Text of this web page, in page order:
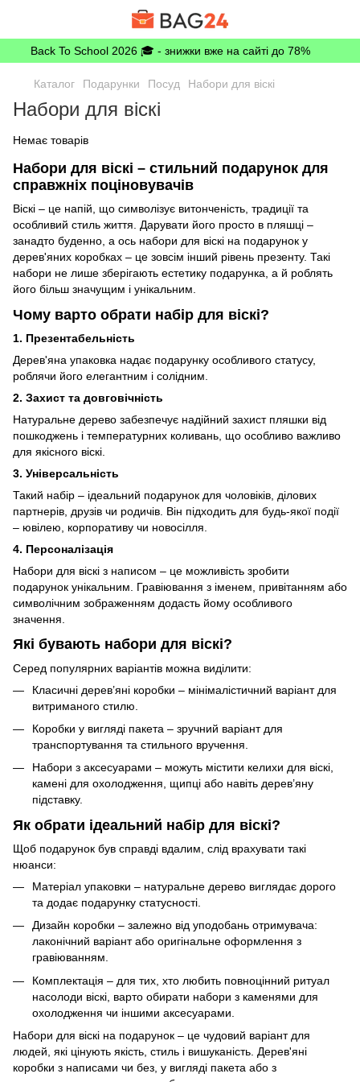
Back To School 2026 🎓 - знижки вже на сайті до 78%
Каталог Подарунки Посуд Набори для віскі
Набори для віскі
Немає товарів
Набори для віскі – стильний подарунок для
справжніх поціновувачів
Віскі – це напій, що символізує витонченість, традиції та
особливий стиль життя. Дарувати його просто в пляшці –
занадто буденно, а ось набори для віскі на подарунок у
дерев'яних коробках – це зовсім інший рівень презенту. Такі
набори не лише зберігають естетику подарунка, а й роблять
його більш значущим і унікальним.
Чому варто обрати набір для віскі?
1. Презентабельність
Дерев'яна упаковка надає подарунку особливого статусу,
роблячи його елегантним і солідним.
2. Захист та довговічність
Натуральне дерево забезпечує надійний захист пляшки від
пошкоджень і температурних коливань, що особливо важливо
для якісного віскі.
3. Універсальність
Такий набір – ідеальний подарунок для чоловіків, ділових
партнерів, друзів чи родичів. Він підходить для будь-якої події
– ювілею, корпоративу чи новосілля.
4. Персоналізація
Набори для віскі з написом – це можливість зробити
подарунок унікальним. Гравіювання з іменем, привітанням або
символічним зображенням додасть йому особливого
значення.
Які бувають набори для віскі?
Серед популярних варіантів можна виділити:
Класичні дерев’яні коробки – мінімалістичний варіант для
витриманого стилю.
Коробки у вигляді пакета – зручний варіант для
транспортування та стильного вручення.
Набори з аксесуарами – можуть містити келихи для віскі,
камені для охолодження, щипці або навіть дерев’яну
підставку.
Як обрати ідеальний набір для віскі?
Щоб подарунок був справді вдалим, слід врахувати такі
нюанси:
Матеріал упаковки – натуральне дерево виглядає дорого
та додає подарунку статусності.
Дизайн коробки – залежно від уподобань отримувача:
лаконічний варіант або оригінальне оформлення з
гравіюванням.
Комплектація – для тих, хто любить повноцінний ритуал
насолоди віскі, варто обирати набори з каменями для
охолодження чи іншими аксесуарами.
Набори для віскі на подарунок – це чудовий варіант для
людей, які цінують якість, стиль і вишуканість. Дерев'яні
коробки з написами чи без, у вигляді пакета або з